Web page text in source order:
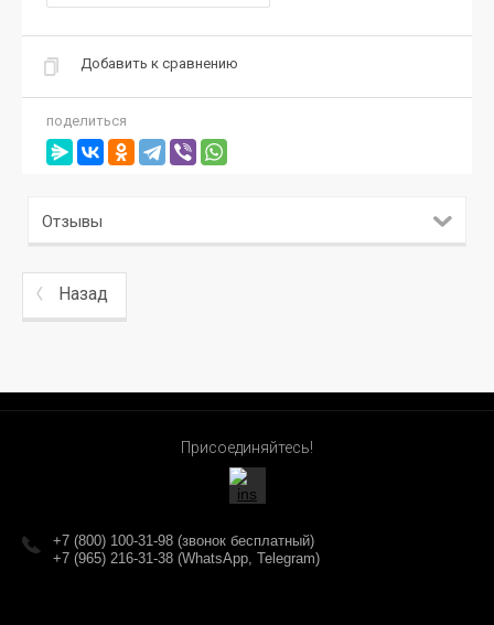
Добавить к сравнению
поделиться
Отзывы
Назад
Присоединяйтесь!
+7 (800) 100-31-98 (звонок бесплатный)
+7 (965) 216-31-38 (WhatsApp, Telegram)